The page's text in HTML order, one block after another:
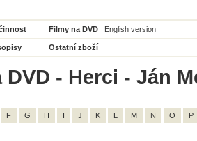
Filmy na DVD English version
Ostatní zboží
DVD - Herci - Ján
F G H I J K L M N O P